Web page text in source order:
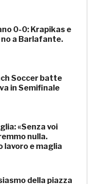
0-0: Krapikas e
no a Barlafante.
Soccer batte
in Semifinale
«Senza voi
nulla.
lavoro e maglia
della piazza